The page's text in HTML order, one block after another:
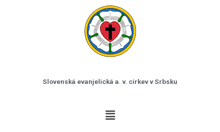
Slovenská evanjelická a. v. cirkev v Srbsku
Menu